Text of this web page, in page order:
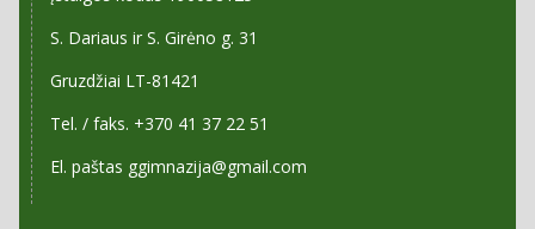
S. Dariaus ir S. Girėno g. 31
Gruzdžiai LT-81421
Tel. / faks. +370 41 37 22 51
El. paštas ggimnazija@gmail.com